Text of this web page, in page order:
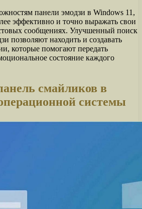
панели эмодзи в Windows 11,
эффективно и точно выражать свои
сообщениях. Улучшенный поиск
позволяют находить и создавать
которые помогают передать
состояние каждого
смайликов в
системы